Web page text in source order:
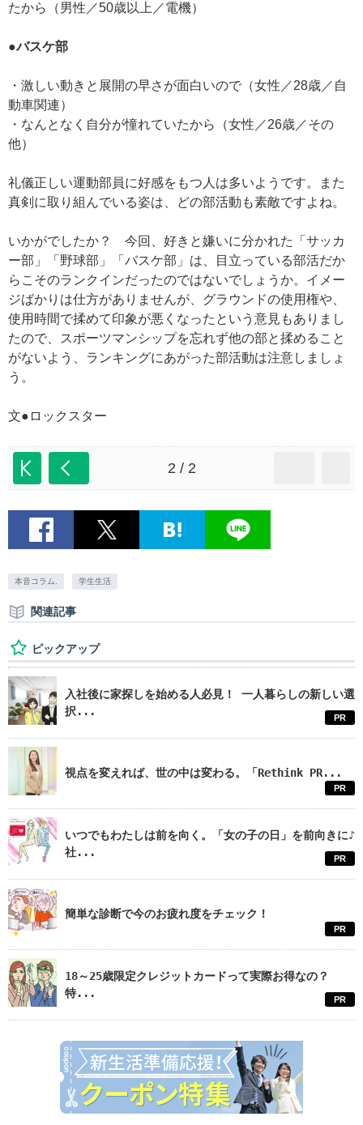
たから（男性／50歳以上／電機）
●バスケ部
・激しい動きと展開の早さが面白いので（女性／28歳／自
動車関連）
・なんとなく自分が憧れていたから（女性／26歳／その
他）
礼儀正しい運動部員に好感をもつ人は多いようです。また
真剣に取り組んでいる姿は、どの部活動も素敵ですよね。
いかがでしたか？ 今回、好きと嫌いに分かれた「サッカ
ー部」「野球部」「バスケ部」は、目立っている部活だか
らこそのランクインだったのではないでしょうか。イメー
ジばかりは仕方がありませんが、グラウンドの使用権や、
使用時間で揉めて印象が悪くなったという意見もありまし
たので、スポーツマンシップを忘れず他の部と揉めること
がないよう、ランキングにあがった部活動は注意しましょ
う。
文●ロックスター
2 / 2
本音コラム. 学生生活
関連記事
ピックアップ
入社後に家探しを始める人必見！ 一人暮らしの新しい選
択...
PR
視点を変えれば、世の中は変わる。「Rethink PR...
PR
いつでもわたしは前を向く。「女の子の日」を前向きに♪
社...
PR
簡単な診断で今のお疲れ度をチェック！
PR
18～25歳限定クレジットカードって実際お得なの？
特...
PR